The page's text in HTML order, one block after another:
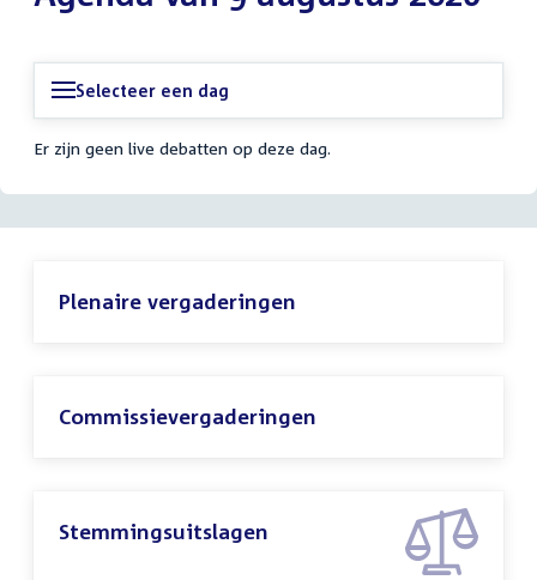
Selecteer een dag
Er zijn geen live debatten op deze dag.
Plenaire vergaderingen
Commissievergaderingen
Stemmingsuitslagen